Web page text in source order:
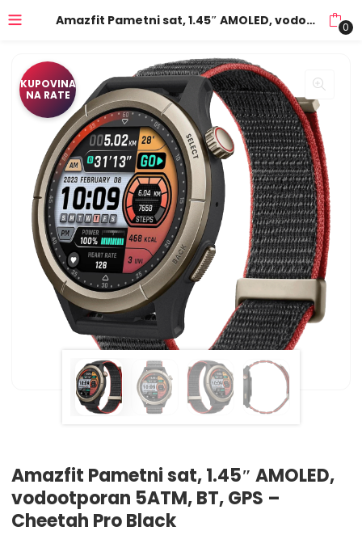
Amazfit Pametni sat, 1.45″ AMOLED, vodootporan 5ATM, BT, GPS – Cheetah Pro Black 0
KUPOVINA
NA RATE
Amazfit Pametni sat, 1.45″ AMOLED,
vodootporan 5ATM, BT, GPS –
Cheetah Pro Black